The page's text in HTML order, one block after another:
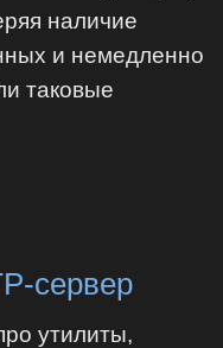
наличие
и немедленно
таковые
сервер
утилиты,